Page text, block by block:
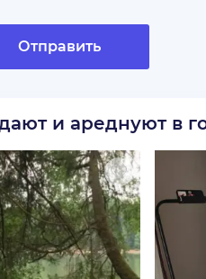
Отправить
и ареднуют в